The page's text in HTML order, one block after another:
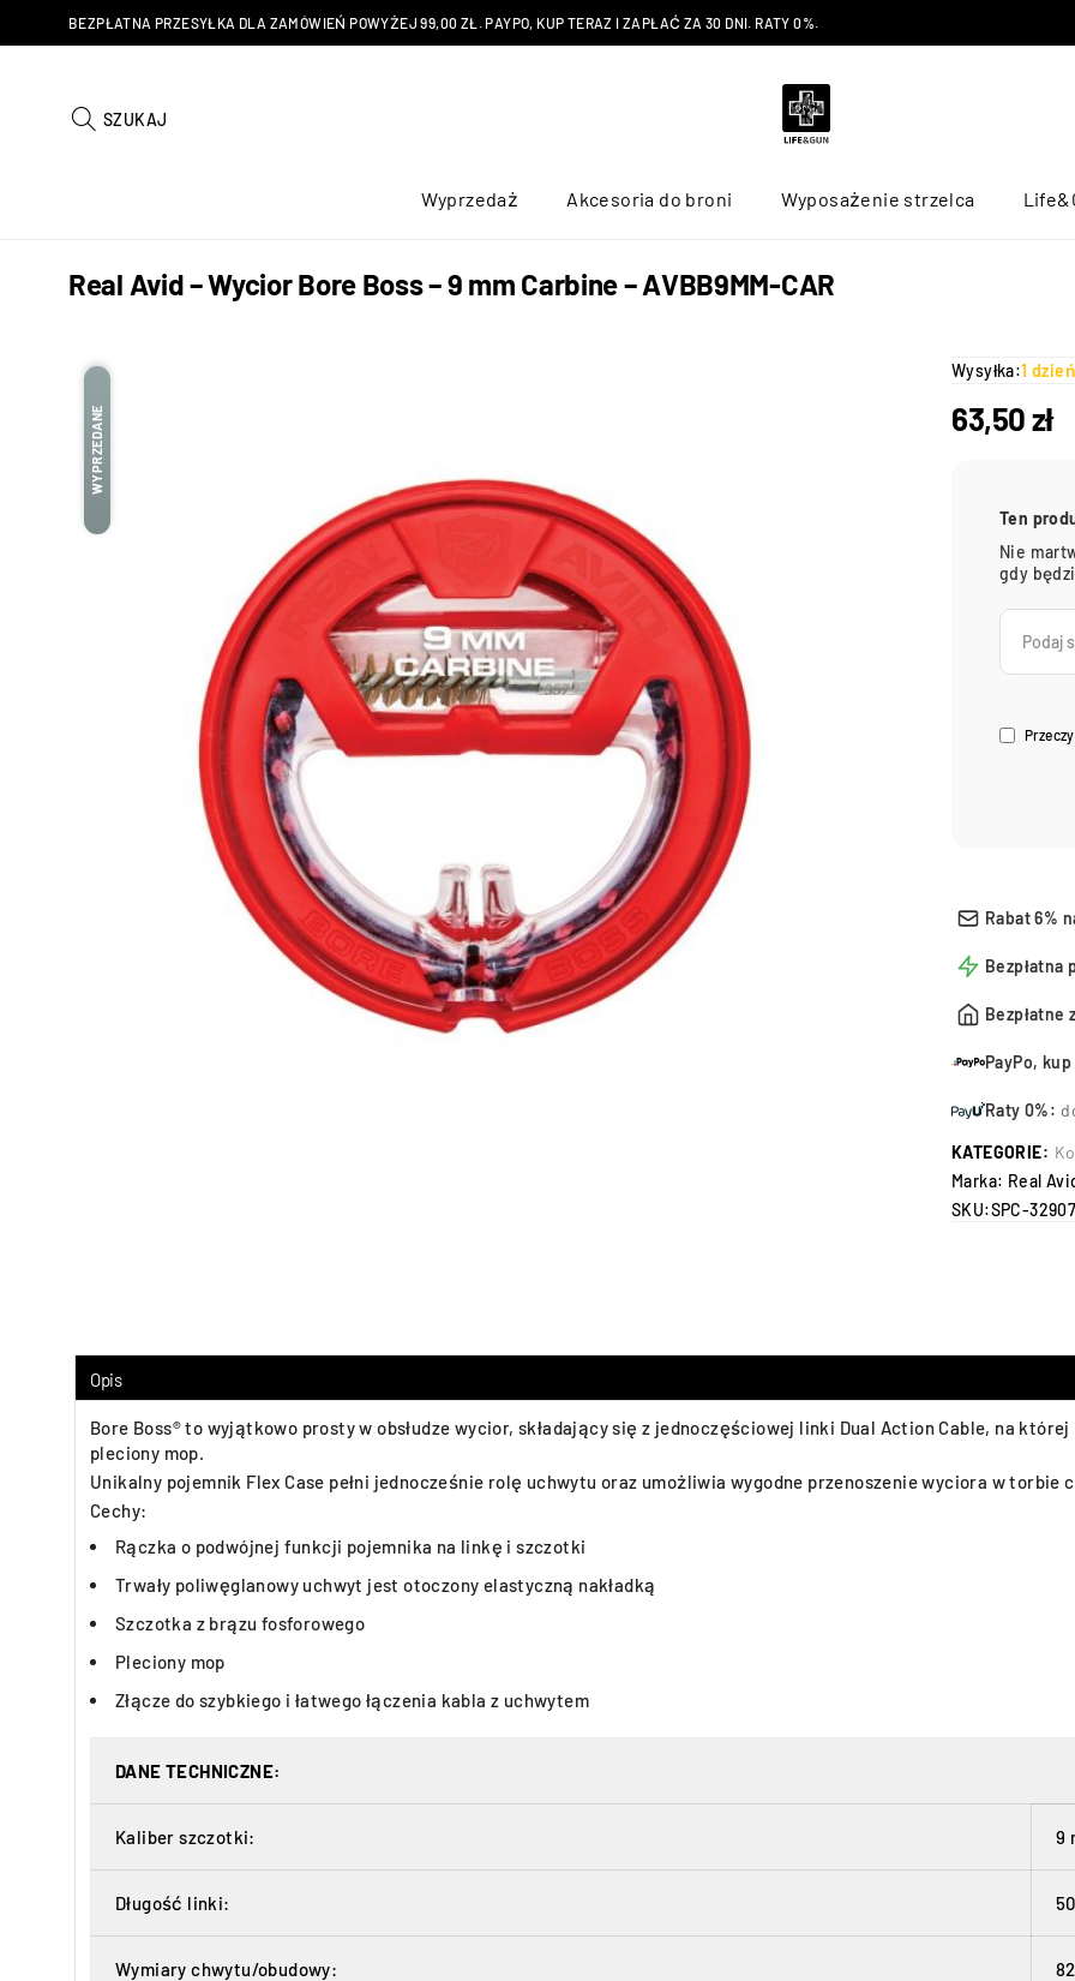
BEZPŁATNA PRZESYŁKA DLA ZAMÓWIEŃ POWYŻEJ 99,00 ZŁ. PAYPO, KUP TERAZ I ZAPŁAĆ ZA 30 DNI. RATY 0%.
SZUKAJ
Wyprzedaż Akcesoria do broni Wyposażenie strzelca
Real Avid – Wycior Bore Boss – 9 mm Carbine – AVBB9MM-CAR
WYPRZEDANE
Wysyłka:1
63,50zł
Ten
Nie
gdy
Rabat 6%
Bezpłatna
Bezpłatne
PayPo,
Raty 0%:
KATEGORIE:
Marka: Real
SKU:SPC-
Opis
Bore Boss® to wyjątkowo prosty w obsłudze wycior, składający się z jednoczęściowej linki Dual Action Cable, na
pleciony mop.
Unikalny pojemnik Flex Case pełni jednocześnie rolę uchwytu oraz umożliwia wygodne przenoszenie wyciora w torbie
Cechy:
Rączka o podwójnej funkcji pojemnika na linkę i szczotki
Trwały poliwęglanowy uchwyt jest otoczony elastyczną nakładką
Szczotka z brązu fosforowego
Pleciony mop
Złącze do szybkiego i łatwego łączenia kabla z uchwytem
DANE TECHNICZNE:
Kaliber szczotki: 9
Długość linki:
Wymiary chwytu/obudowy: